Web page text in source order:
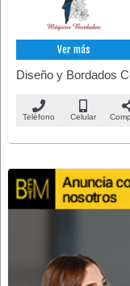
Ver más
Diseño y Bordados
Teléfono Celular